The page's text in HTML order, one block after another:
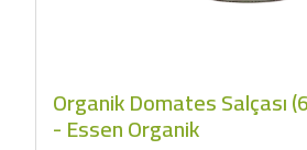
Organik Domates Salçası (650gr, Tuzsuz)
- Essen Organik